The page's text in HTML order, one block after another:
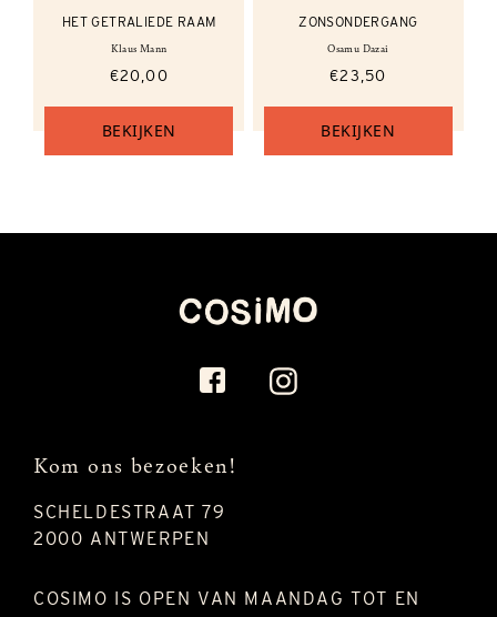
HET GETRALIEDE RAAM
Klaus Mann
€20,00
BEKIJKEN
ZONSONDERGANG
Osamu Dazai
€23,50
BEKIJKEN
Kom ons bezoeken!
SCHELDESTRAAT 79
2000 ANTWERPEN
COSIMO IS OPEN VAN MAANDAG TOT EN